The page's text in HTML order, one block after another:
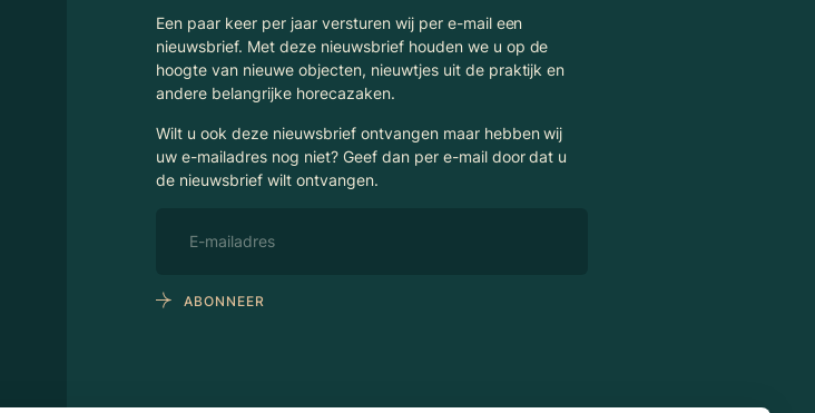
Een paar keer per jaar versturen wij per e-mail een
nieuwsbrief. Met deze nieuwsbrief houden we u op de
hoogte van nieuwe objecten, nieuwtjes uit de praktijk en
andere belangrijke horecazaken.
Wilt u ook deze nieuwsbrief ontvangen maar hebben wij
uw e-mailadres nog niet? Geef dan per e-mail door dat u
de nieuwsbrief wilt ontvangen.
ABONNEER